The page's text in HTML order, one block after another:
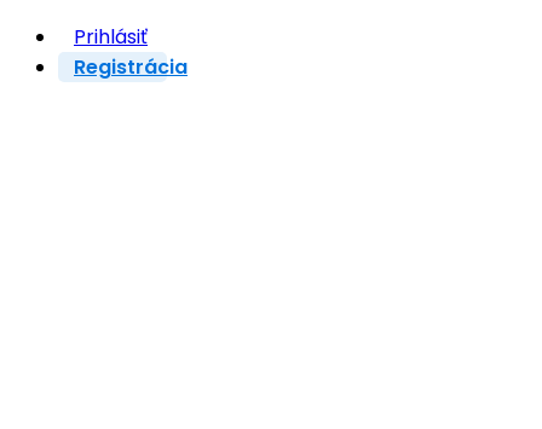
Prihlásiť
Registrácia